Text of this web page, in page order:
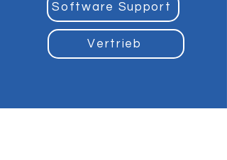
Software Support
Vertrieb